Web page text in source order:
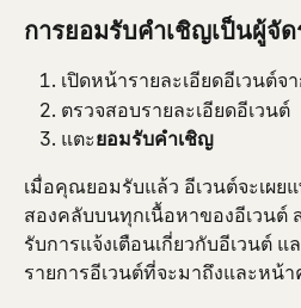
การยอมรับคำเชิญเป็นผู้จัด
เปิดหน้ารายละเอียดอีเวนต์
ตรวจสอบรายละเอียดอีเวนต์
แตะยอมรับคำเชิญ
เมื่อคุณยอมรับแล้ว อีเวนต์จะเผย
สองคลับบนทุกเนื้อหาของอีเวน
รับการแจ้งเตือนเกี่ยวกับอีเวนต์
รายการอีเวนต์ที่จะมาถึงและหน้